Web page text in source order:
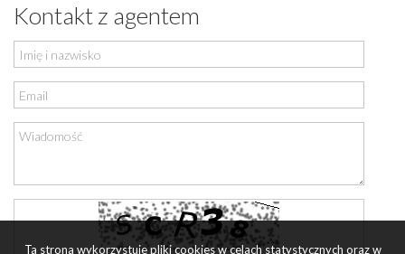
Kontakt z agentem
Ta strona wykorzystuje pliki cookies w celach statystycznych oraz w